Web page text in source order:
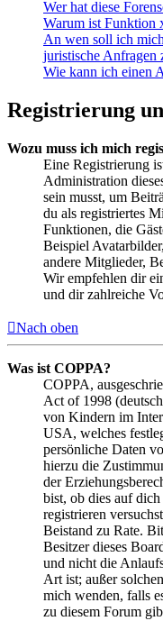
Wer hat diese
Warum ist Funktion
An wen soll ich
juristische Anfragen
Wie kann ich einen
Registrierung
Wozu muss ich mich
Eine Registrierung
Administration
sein musst, um
du als registriertes
Funktionen, die
Beispiel
andere Mitglieder,
Wir empfehlen dir
und dir zahlreiche
Nach oben
Was ist COPPA?
COPPA,
Act of 1998
von Kindern im
USA, welches
persönliche Daten
hierzu die
der
bist, ob dies auf
registrieren
Beistand zu Rate.
Besitzer dieses
und nicht die
Art ist; außer
mich wenden, falls
zu diesem Forum